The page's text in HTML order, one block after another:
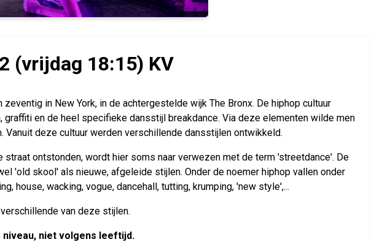
(vrijdag 18:15) KV
in New York, in de achtergestelde wijk The Bronx. De hiphop cultuur
graffiti en de heel specifieke dansstijl breakdance. Via deze elementen wilde men
Vanuit deze cultuur werden verschillende dansstijlen ontwikkeld.
ontstonden, wordt hier soms naar verwezen met de term 'streetdance'. De
'old skool' als nieuwe, afgeleide stijlen. Onder de noemer hiphop vallen onder
house, wacking, vogue, dancehall, tutting, krumping, 'new style',...
van deze stijlen.
niveau, niet volgens leeftijd.